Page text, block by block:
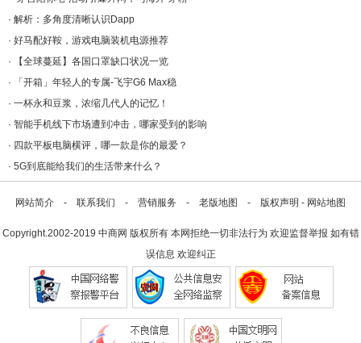
· 解析：多角度清晰认识Dapp
· 好马配好鞍，游戏电脑装机电源推荐
·
【全球蔓延】各国口罩缺口状况一览
·
「开箱」年轻人的专属-飞宇G6 Max稳
· 一杯永和豆浆，浓缩几代人的记忆！
· 智能手机线下市场遭到冲击，哪家受到的影响
· 四款平板电脑横评，哪一款是你的最爱？
· 5G到底能给我们的生活带来什么？
网站简介 - 联系我们 - 营销服务 - 老版地图 - 版权声明 - 网站地图
Copyright.2002-2019 中商网 版权所有 本网拒绝一切非法行为 欢迎监督举报 如有错
误信息 欢迎纠正